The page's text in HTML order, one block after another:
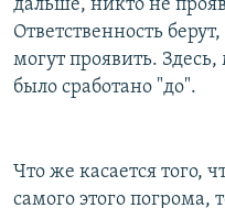
дальше, никто не
Ответственность
могут проявить.
было сработано "до".
Что же касается того,
самого этого погрома,